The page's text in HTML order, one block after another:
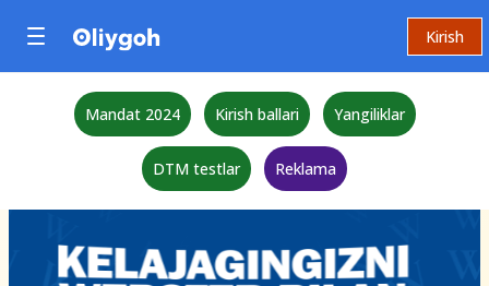
Kirish
Mandat 2024 Kirish ballari Yangiliklar
DTM testlar Reklama